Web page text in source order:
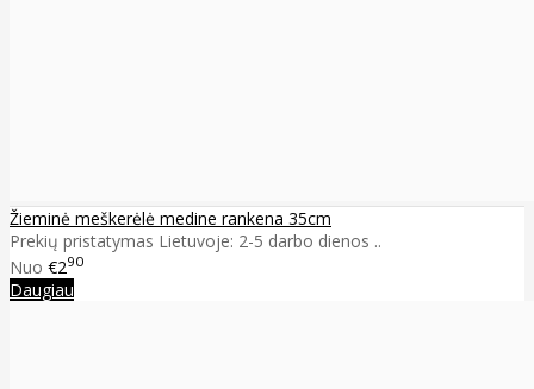
Žieminė meškerėlė medine rankena 35cm
Prekių pristatymas Lietuvoje: 2-5 darbo dienos ..
Nuo €290
Daugiau